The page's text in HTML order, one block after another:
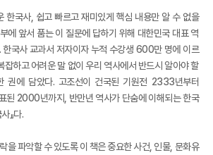
한국사, 쉽고 빠르고 재미있게 핵심 내용만 알 수 없을
에 앞서 품는 이 질문에 답하기 위해 대한민국 대표 역
한국사 교과서 저자이자 누적 수강생 600만 명에 이르
잡하고 어려운 말 없이 우리 역사에서 반드시 알아야 할
권에 담았다. 고조선이 건국된 기원전 2333년부터
된 2000년까지, 반만년 역사가 단숨에 이해되는 한국
』다.
을 파악할 수 있도록 이 책은 중요한 사건, 인물, 문화유